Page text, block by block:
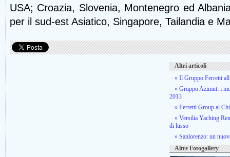
USA; Croazia, Slovenia, Montenegro ed
per il sud-est Asiatico, Singapore, Tailandia e
Altri articoli
» Il Gruppo Ferretti
» Gruppo Azimut: i
2013
» Ferretti Group al
» Versilia Yaching
di lusso
» Sanlorenzo: un
Altre Fotogallery